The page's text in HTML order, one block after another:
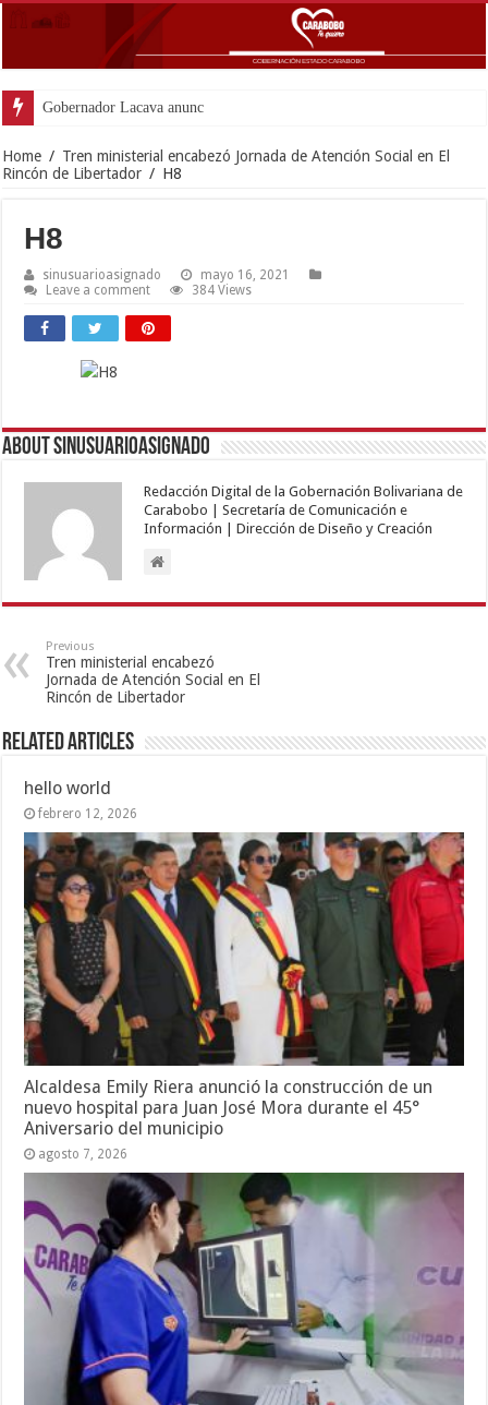
Gobernador Lacava anunció colocació
Home / Tren ministerial encabezó Jornada de Atención Social en El
Rincón de Libertador / H8
H8
sinusuarioasignado
mayo 16, 2021
Leave a comment
384 Views
About sinusuarioasignado
Redacción Digital de la Gobernación Bolivariana de
Carabobo | Secretaría de Comunicación e
Información | Dirección de Diseño y Creación
Previous
Tren ministerial encabezó
Jornada de Atención Social en El
Rincón de Libertador
Related Articles
hello world
febrero 12, 2026
Alcaldesa Emily Riera anunció la construcción de un
nuevo hospital para Juan José Mora durante el 45°
Aniversario del municipio
agosto 7, 2026